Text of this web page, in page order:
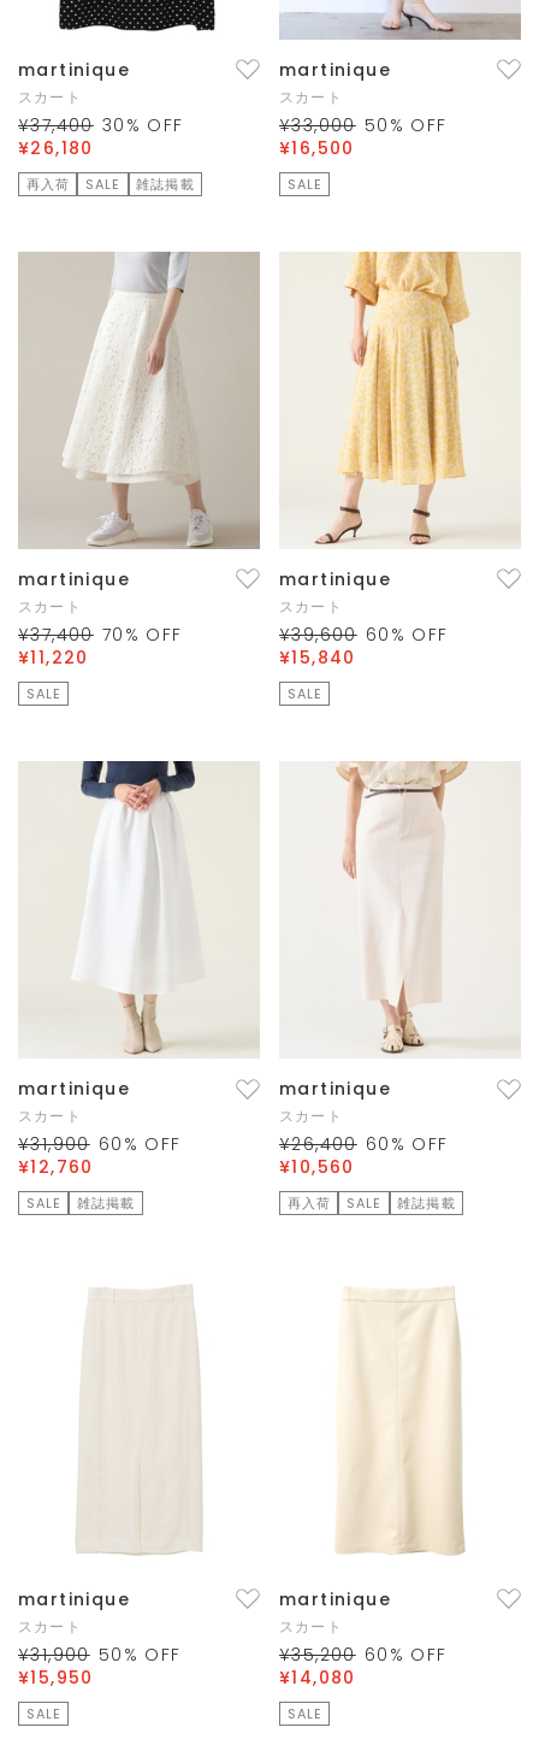
martinique
スカート
¥37,400 30 % OFF
¥26,180
再入荷 SALE 雑誌掲載
martinique
スカート
¥33,000 50 % OFF
¥16,500
SALE
martinique
スカート
¥37,400 70 % OFF
¥11,220
SALE
martinique
スカート
¥39,600 60 % OFF
¥15,840
SALE
martinique
スカート
¥31,900 60 % OFF
¥12,760
SALE 雑誌掲載
martinique
スカート
¥26,400 60 % OFF
¥10,560
再入荷 SALE 雑誌掲載
martinique
スカート
¥31,900 50 % OFF
¥15,950
SALE
martinique
スカート
¥35,200 60 % OFF
¥14,080
SALE